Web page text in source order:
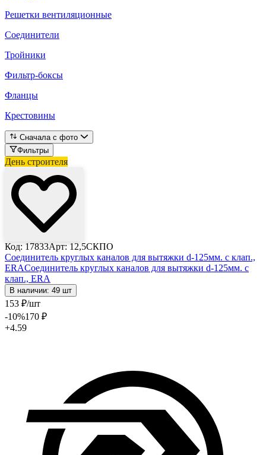
Решетки вентиляционные
Соединители
Тройники
Фильтр-боксы
Фланцы
Крестовины
Сначала с фото
Фильтры
День строителя
Код: 17833Арт: 12,5СКПО
Соединитель круглых каналов для вытяжки d-125мм. с клап.,
ERAСоединитель круглых каналов для вытяжки d-125мм. с
клап., ERA
В наличии: 49 шт
153 ₽/шт
-10%170 ₽
+4.59